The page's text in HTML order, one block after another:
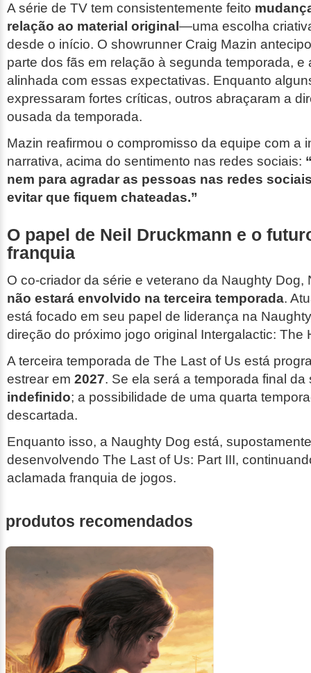
A série de TV tem consistentemente feito
relação ao material original —uma escolha
desde o início. O showrunner Craig Mazin
parte dos fãs em relação à segunda temporada, e
alinhada com essas expectativas. Enquanto
expressaram fortes críticas, outros abraçaram a
ousada da temporada.
Mazin reafirmou o compromisso da equipe com a
narrativa, acima do sentimento nas redes sociais:
nem para agradar as pessoas nas redes
evitar que fiquem chateadas.”
O papel de Neil Druckmann e o
franquia
O co-criador da série e veterano da Naughty Dog,
não estará envolvido na terceira temporada.
está focado em seu papel de liderança na
direção do próximo jogo original Intergalactic: The
A terceira temporada de The Last of Us está
estrear em 2027. Se ela será a temporada final da
indefinido; a possibilidade de uma quarta
descartada.
Enquanto isso, a Naughty Dog está,
desenvolvendo The Last of Us: Part III,
aclamada franquia de jogos.
produtos recomendados